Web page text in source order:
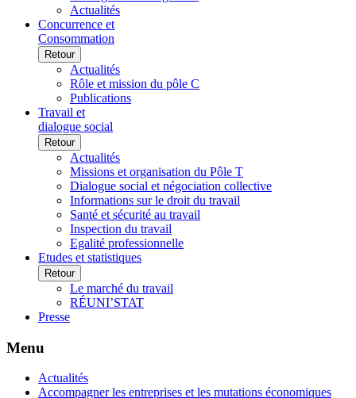
Actualités
Concurrence et
Consommation
Retour
Actualités
Rôle et mission du pôle C
Publications
Travail et
dialogue social
Retour
Actualités
Missions et organisation du Pôle T
Dialogue social et négociation collective
Informations sur le droit du travail
Santé et sécurité au travail
Inspection du travail
Egalité professionnelle
Etudes et statistiques
Retour
Le marché du travail
RÉUNI’STAT
Presse
Menu
Actualités
Accompagner les entreprises et les mutations économiques